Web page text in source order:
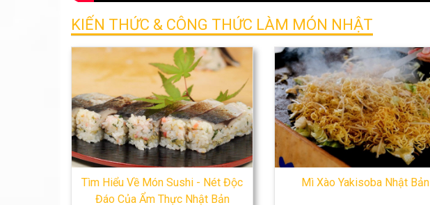
KIẾN THỨC & CÔNG THỨC LÀM MÓN NHẬT
Tìm Hiểu Về Món Sushi - Nét Độc
Đáo Của Ẩm Thực Nhật Bản
Mì Xào Yakisoba Nhật Bản